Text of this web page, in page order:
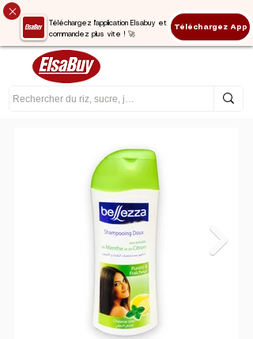
Téléchargez l'application Elsabuy et
commandez plus vite ! 🚀
Téléchargez App